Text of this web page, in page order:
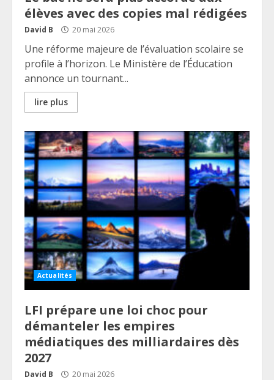
élèves avec des copies mal rédigées
David B 20 mai 2026
Une réforme majeure de l’évaluation scolaire se
profile à l’horizon. Le Ministère de l’Éducation
annonce un tournant...
lire plus
Actualités
LFI prépare une loi choc pour
démanteler les empires
médiatiques des milliardaires dès
2027
David B 20 mai 2026